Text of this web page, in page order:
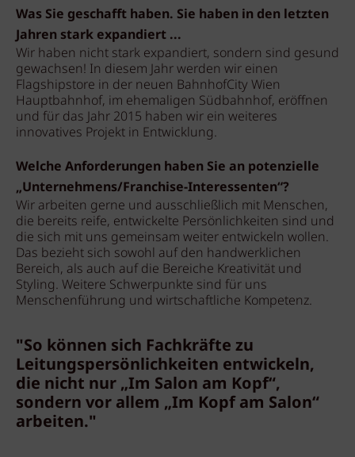
Was Sie geschafft haben. Sie haben in den letzten
Jahren stark expandiert ...
Wir haben nicht stark expandiert, sondern sind gesund
gewachsen! In diesem Jahr werden wir einen
Flagshipstore in der neuen BahnhofCity Wien
Hauptbahnhof, im ehemaligen Südbahnhof, eröffnen
und für das Jahr 2015 haben wir ein weiteres
innovatives Projekt in Entwicklung.
Welche Anforderungen haben Sie an potenzielle
„Unternehmens/Franchise-Interessenten“?
Wir arbeiten gerne und ausschließlich mit Menschen,
die bereits reife, entwickelte Persönlichkeiten sind und
die sich mit uns gemeinsam weiter entwickeln wollen.
Das bezieht sich sowohl auf den handwerklichen
Bereich, als auch auf die Bereiche Kreativität und
Styling. Weitere Schwerpunkte sind für uns
Menschenführung und wirtschaftliche Kompetenz.
"So können sich Fachkräfte zu
Leitungspersönlichkeiten entwickeln,
die nicht nur „Im Salon am Kopf“,
sondern vor allem „Im Kopf am Salon“
arbeiten."